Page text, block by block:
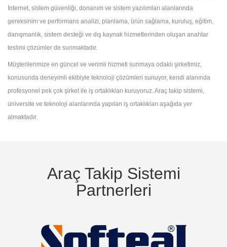
İnternet, sistem güvenliği, donanım ve sistem yazılımları alanlarında
gereksinim ve performans analizi, planlama, ürün sağlama, kuruluş, eğitim,
danışmanlık, sistem desteği ve dış kaynak hizmetlerinden oluşan anahtar
teslimi çözümler de sunmaktadır.
Müşterilerimize en güncel ve verimli hizmeti sunmaya odaklı şirketimiz,
konusunda deneyimli ekibiyle teknoloji çözümleri sunuyor, kendi alanında
profesyonel pek çok şirket ile iş ortaklıkları kuruyoruz. Araç takip sistemi,
üniversite ve teknoloji alanlarında yapılan iş ortaklıkları aşağıda yer
almaktadır.
Araç Takip Sistemi
Partnerleri